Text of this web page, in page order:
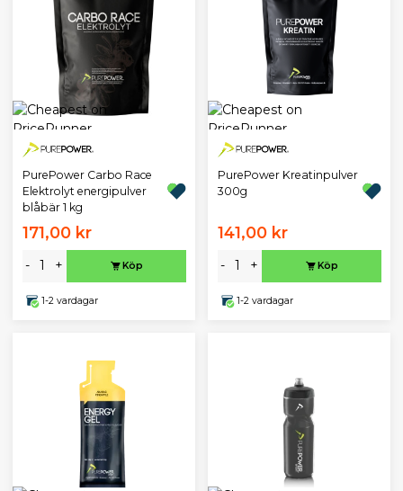
PurePower Carbo Race
Elektrolyt energipulver
blåbär 1 kg
171,00 kr
- + Köp
1-2 vardagar
PurePower Kreatinpulver
300g
141,00 kr
- + Köp
1-2 vardagar